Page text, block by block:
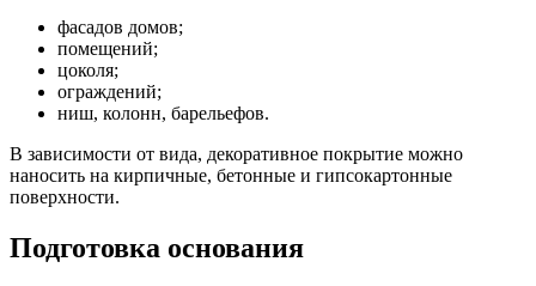
фасадов домов;
помещений;
цоколя;
ограждений;
ниш, колонн, барельефов.
В зависимости от вида, декоративное покрытие можно
наносить на кирпичные, бетонные и гипсокартонные
поверхности.
Подготовка основания